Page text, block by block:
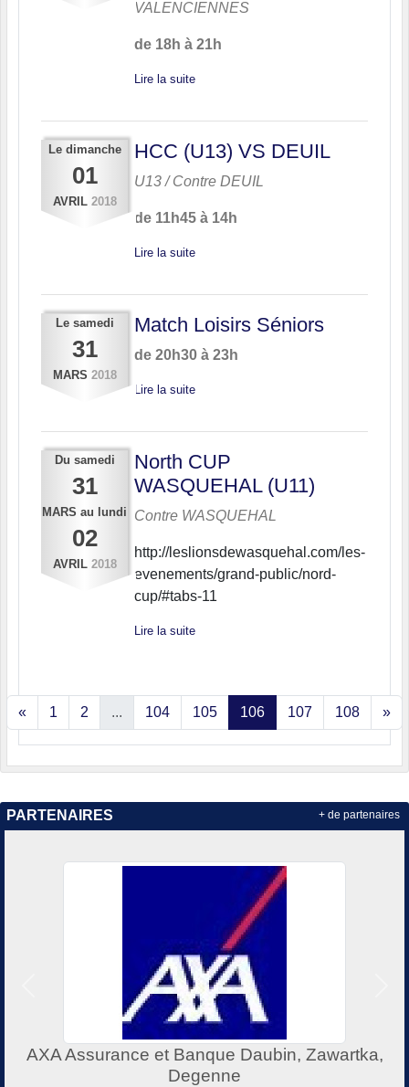
VALENCIENNES
de 18h à 21h
Lire la suite
Le dimanche
01
AVRIL 2018
HCC (U13) VS DEUIL
U13 / Contre DEUIL
de 11h45 à 14h
Lire la suite
Le samedi
31
MARS 2018
Match Loisirs Séniors
de 20h30 à 23h
Lire la suite
Du samedi
31
MARS au lundi
02
AVRIL 2018
North CUP
WASQUEHAL (U11)
Contre WASQUEHAL
http://leslionsdewasquehal.com/les-
evenements/grand-public/nord-
cup/#tabs-11
Lire la suite
« 1 2 ... 104 105 106 107 108 »
PARTENAIRES
AXA Assurance et Banque Daubin, Zawartka,
Degenne
+ de partenaires